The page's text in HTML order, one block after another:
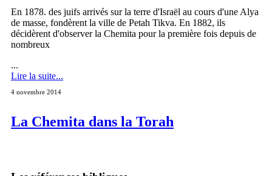
En 1878. des juifs arrivés sur la terre d'Israël au cours d'une Alya
de masse, fondèrent la ville de Petah Tikva. En 1882, ils
décidèrent d'observer la Chemita pour la première fois depuis de
nombreux
...
Lire la suite...
4 novembre 2014
La Chemita dans la Torah